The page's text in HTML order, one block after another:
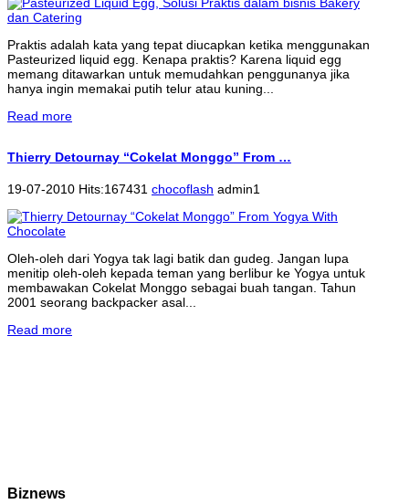
Praktis adalah kata yang tepat diucapkan ketika menggunakan
Pasteurized liquid egg. Kenapa praktis? Karena liquid egg
memang ditawarkan untuk memudahkan penggunanya jika
hanya ingin memakai putih telur atau kuning...
Read more
Thierry Detournay “Cokelat Monggo” From …
19-07-2010 Hits:167431 chocoflash admin1
Oleh-oleh dari Yogya tak lagi batik dan gudeg. Jangan lupa
menitip oleh-oleh kepada teman yang berlibur ke Yogya untuk
membawakan Cokelat Monggo sebagai buah tangan. Tahun
2001 seorang backpacker asal...
Read more
Biznews